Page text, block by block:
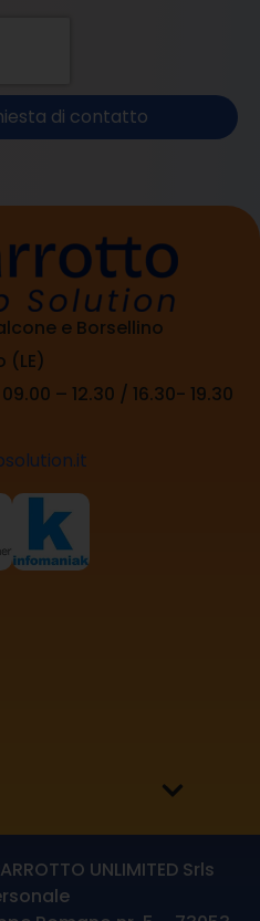
di contatto
e Borsellino
(LE)
– 12.30 / 16.30- 19.30
UNLIMITED Srls